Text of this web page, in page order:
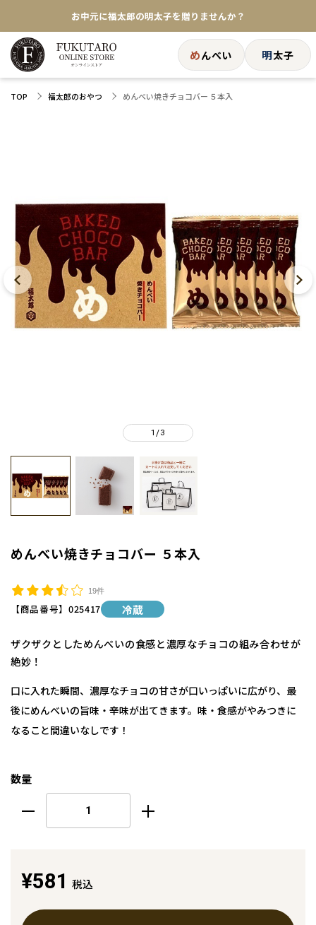
お中元に福太郎の明太子を贈りませんか？
★めんべい25周年記念商品が登場★
【色々な味を試したい方へ】ポストイン！めんべい
めんべい 明太子
TOP 福太郎のおやつ めんべい焼きチョコバー ５本入
1 /3
めんべい焼きチョコバー ５本入
19件
【商品番号】 025417 冷蔵
ザクザクとしためんべいの食感と濃厚なチョコの組み合わせが
絶妙！
口に入れた瞬間、濃厚なチョコの甘さが口いっぱいに広がり、最
後にめんべいの旨味・辛味が出てきます。味・食感がやみつきに
なること間違いなしです！
数量
¥581 税込